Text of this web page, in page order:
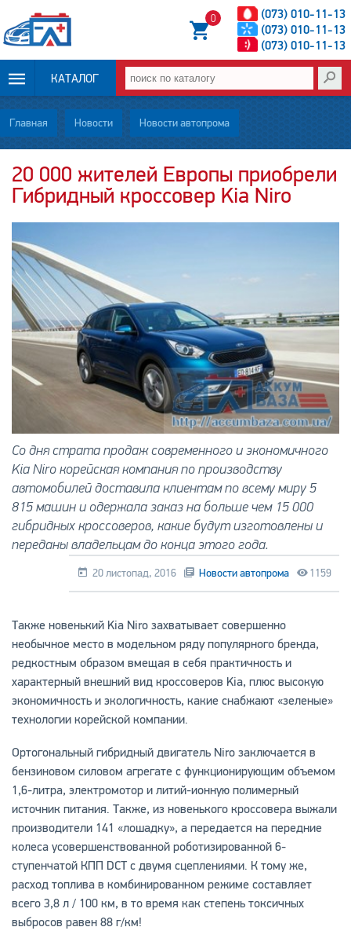
(073) 010-11-13
(073) 010-11-13
(073) 010-11-13
0
КАТАЛОГ
ОПЛАТА И
ДОСТАВКА
НОВОСТИ
О НАС
КОНТАКТЫ
Главная Новости Новости автопрома
20 000 жителей Европы приобрели
Гибридный кроссовер Kia Niro
Со дня страта продаж современного и экономичного
Kia Niro корейская компания по производству
автомобилей доставила клиентам по всему миру 5
815 машин и одержала заказ на больше чем 15 000
гибридных кроссоверов, какие будут изготовлены и
переданы владельцам до конца этого года.
20 листопад, 2016 Новости автопрома 1159
Также новенький Kia Niro захватывает совершенно
необычное место в модельном ряду популярного бренда,
редкостным образом вмещая в себя практичность и
характерный внешний вид кроссоверов Kia, плюс высокую
экономичность и экологичность, какие снабжают «зеленые»
технологии корейской компании.
Ортогональный гибридный двигатель Niro заключается в
бензиновом силовом агрегате с функционирующим объемом
1,6-литра, электромотор и литий-ионную полимерный
источник питания. Также, из новенького кроссовера выжали
производители 141 «лошадку», а передается на передние
колеса усовершенствованной роботизированной 6-
ступенчатой КПП DCT с двумя сцеплениями. К тому же,
расход топлива в комбинированном режиме составляет
всего 3,8 л / 100 км, в то время как степень токсичных
выбросов равен 88 г/км!